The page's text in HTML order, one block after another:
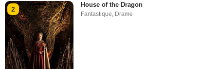
2
House of the Dragon
Fantastique Drame